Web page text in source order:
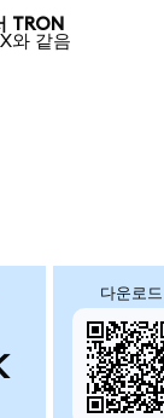
TRON
와 같음
다운로드